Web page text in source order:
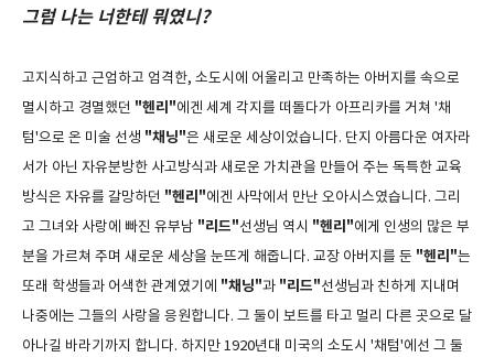
그럼 나는 너한테 뭐였니?
고지식하고 근엄하고 엄격한, 소도시에 어울리고 만족하는 아버지를 속으로
멸시하고 경멸했던 "헨리"에겐 세계 각지를 떠돌다가 아프리카를 거쳐 '채
텀'으로 온 미술 선생 "채닝"은 새로운 세상이었습니다. 단지 아름다운 여자라
서가 아닌 자유분방한 사고방식과 새로운 가치관을 만들어 주는 독특한 교육
방식은 자유를 갈망하던 "헨리"에겐 사막에서 만난 오아시스였습니다. 그리
고 그녀와 사랑에 빠진 유부남 "리드"선생님 역시 "헨리"에게 인생의 많은 부
분을 가르쳐 주며 새로운 세상을 눈뜨게 해줍니다. 교장 아버지를 둔 "헨리"는
또래 학생들과 어색한 관계였기에 "채닝"과 "리드"선생님과 친하게 지내며
나중에는 그들의 사랑을 응원합니다. 그 둘이 보트를 타고 멀리 다른 곳으로 달
아나길 바라기까지 합니다. 하지만 1920년대 미국의 소도시 '채텀'에선 그 둘